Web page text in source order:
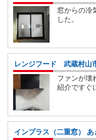
窓からの冷
した。
レンジフード 武蔵村山
ファンが壊
紹介ですぐ
インプラス（二重窓）